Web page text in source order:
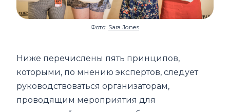
Фото: Sara Jones
Ниже перечислены пять принципов,
которыми, по мнению экспертов, следует
руководствоваться организаторам,
проводящим мероприятия для